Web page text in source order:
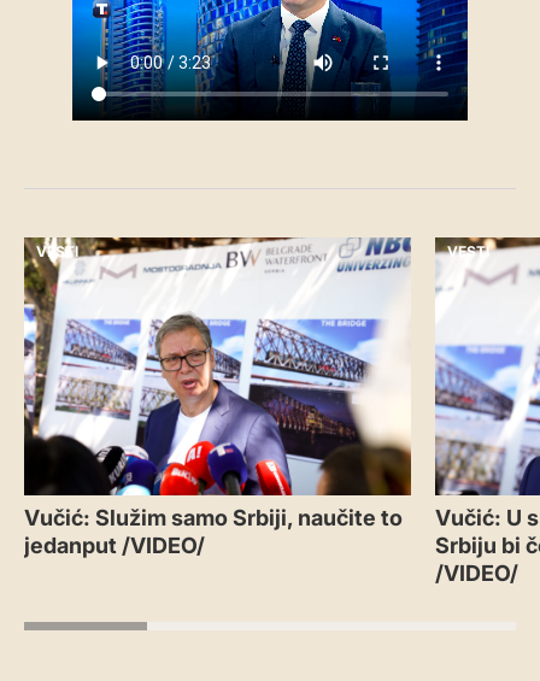
VESTI
Vučić: Služim samo Srbiji, naučite to
jedanput /VIDEO/
VESTI
Vučić: U
Srbiju bi
/VIDEO/